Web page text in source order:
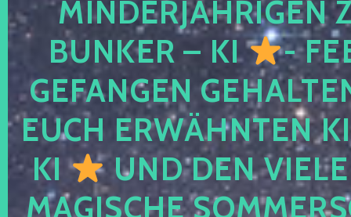
MINDERJÄHRIGEN
BUNKER – KI
-
GEFANGEN
EUCH ERWÄHNTEN
KI
UND DEN
MAGISCHE